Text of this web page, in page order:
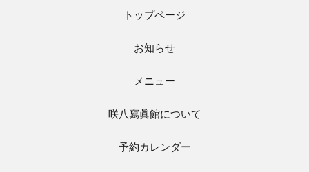
トップページ
お知らせ
メニュー
咲八寫眞館について
予約カレンダー